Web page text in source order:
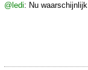
@ledi: Nu